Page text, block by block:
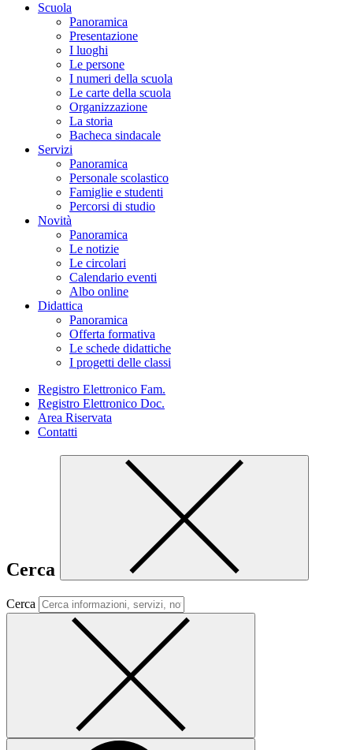
Scuola
Panoramica
Presentazione
I luoghi
Le persone
I numeri della scuola
Le carte della scuola
Organizzazione
La storia
Bacheca sindacale
Servizi
Panoramica
Personale scolastico
Famiglie e studenti
Percorsi di studio
Novità
Panoramica
Le notizie
Le circolari
Calendario eventi
Albo online
Didattica
Panoramica
Offerta formativa
Le schede didattiche
I progetti delle classi
Registro Elettronico Fam.
Registro Elettronico Doc.
Area Riservata
Contatti
Cerca
Cerca